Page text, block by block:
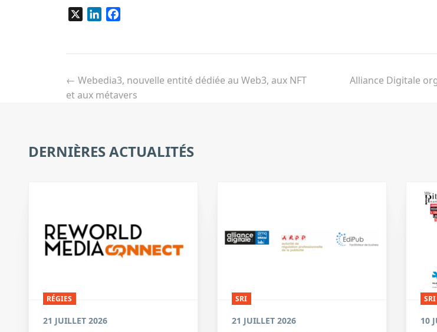
LinkedIn
de
l’article
← Webedia3, nouvelle entité dédiée au Web3, aux NFT
et aux métavers
Alliance Digitale
DERNIÈRES ACTUALITÉS
RÉGIES
21 JUILLET 2026
SRI
21 JUILLET 2026
SRI
10